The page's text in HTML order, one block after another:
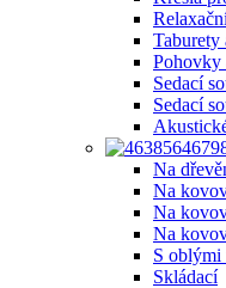
Pohovky
Sedací
Sedací
Na
Na
Na
Na
S oblými
Skládací